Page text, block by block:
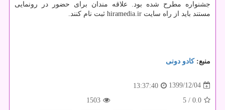
جشنواره مطرح شده بود. علاقه مندان برای حضور در رونمایی
مستند باید از راه سایت hiramedia.ir ثبت نام کنند.
منبع:كادو دونی
1399/12/04
13:37:40
0.0
/ 5
1503